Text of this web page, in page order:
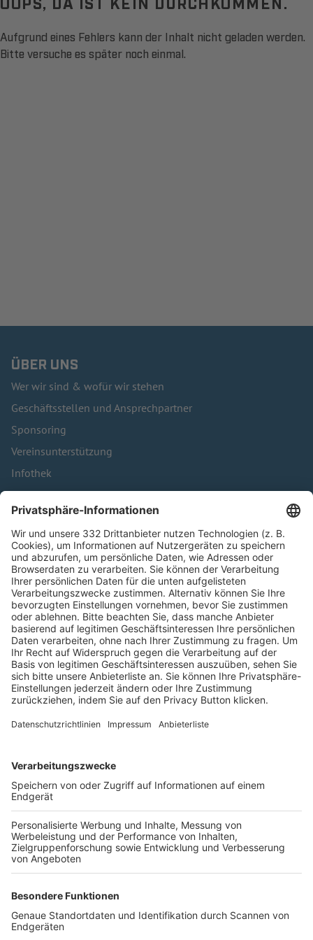
Aufgrund eines Fehlers kann der Inhalt nicht geladen werden.
Bitte versuche es später noch einmal.
ÜBER UNS
Wer wir sind & wofür wir stehen
Geschäftsstellen und Ansprechpartner
Sponsoring
Vereinsunterstützung
Infothek
Kontakt
HÄUFIG BESUCHTE SEITEN
Pässe und Vereinswechsel
Trainerausbildung
Schulungsangebot Vereinsmitarbeiter
BFV-Geschäftsstellen
Trainerbörse
Login SpielPlus
FOLGE DEM BFV
TOP-VEREINE
TOP-PARTNER